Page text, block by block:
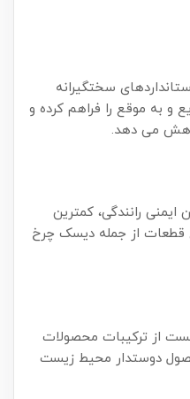
سختگیرانه
و به موقع را فراهم کرده و
می دهد.
رانندگی، کمترین
قطعات از جمله دیسک چرخ
از ترکیبات محصولات
دوستدار محیط زیست